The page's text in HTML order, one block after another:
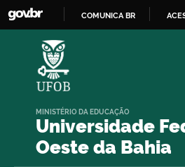
COMUNICA BR
Universidade
Oeste da Bahia
MINISTÉRIO DA EDUCAÇÃO